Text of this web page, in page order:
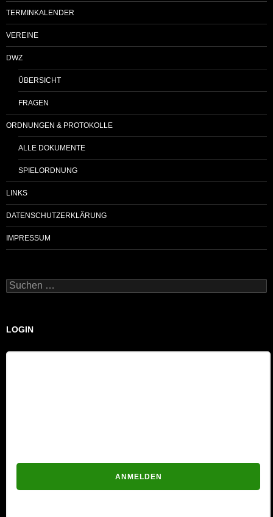
TERMINKALENDER
VEREINE
DWZ
ÜBERSICHT
FRAGEN
ORDNUNGEN & PROTOKOLLE
ALLE DOKUMENTE
SPIELORDNUNG
LINKS
DATENSCHUTZERKLÄRUNG
IMPRESSUM
Suchen
nach:
LOGIN